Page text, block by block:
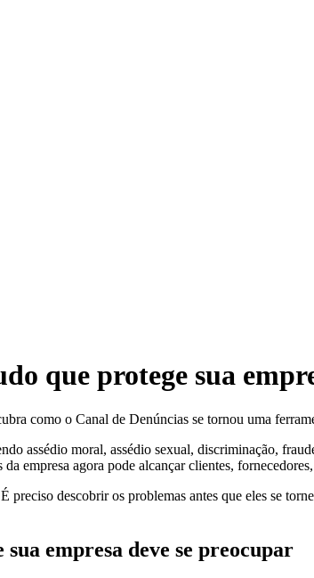
que protege sua
como o Canal de Denúncias se tornou uma
assédio moral, assédio sexual, discriminação,
empresa agora pode alcançar clientes,
preciso descobrir os problemas antes que eles se
empresa deve se preocupar